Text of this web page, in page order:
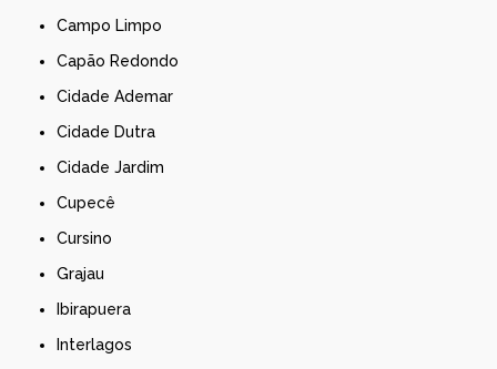
Campo Limpo
Capão Redondo
Cidade Ademar
Cidade Dutra
Cidade Jardim
Cupecê
Cursino
Grajau
Ibirapuera
Interlagos